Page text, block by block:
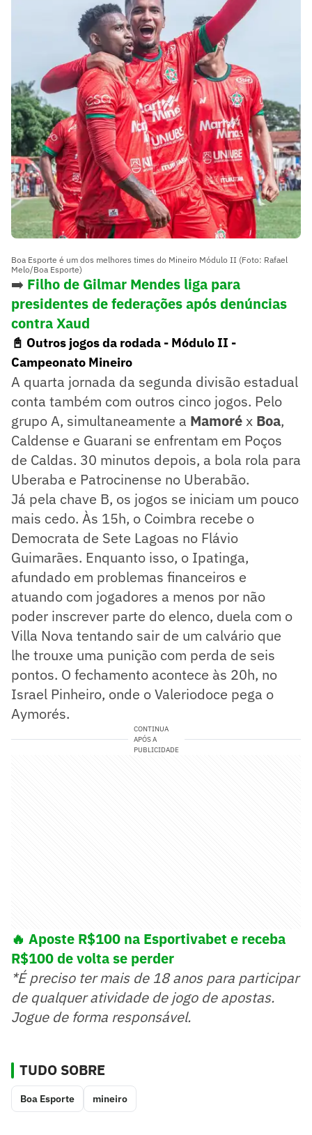
Boa Esporte é um dos melhores times do Mineiro Módulo II (Foto: Rafael
Melo/Boa Esporte)
➡️ Filho de Gilmar Mendes liga para
presidentes de federações após denúncias
contra Xaud
📓 Outros jogos da rodada - Módulo II -
Campeonato Mineiro
A quarta jornada da segunda divisão estadual
conta também com outros cinco jogos. Pelo
grupo A, simultaneamente a Mamoréx Boa,
Caldense e Guarani se enfrentam em Poços
de Caldas. 30 minutos depois, a bola rola para
Uberaba e Patrocinense no Uberabão.
Já pela chave B, os jogos se iniciam um pouco
mais cedo. Às 15h, o Coimbra recebe o
Democrata de Sete Lagoas no Flávio
Guimarães. Enquanto isso, o Ipatinga,
afundado em problemas financeiros e
atuando com jogadores a menos por não
poder inscrever parte do elenco, duela com o
Villa Nova tentando sair de um calvário que
lhe trouxe uma punição com perda de seis
pontos. O fechamento acontece às 20h, no
Israel Pinheiro, onde o Valeriodoce pega o
Aymorés.
CONTINUA
APÓS A
PUBLICIDADE
🔥 Aposte R$100 na Esportivabet e receba
R$100 de volta se perder
*É preciso ter mais de 18 anos para participar
de qualquer atividade de jogo de apostas.
Jogue de forma responsável.
TUDO SOBRE
Boa Esporte mineiro